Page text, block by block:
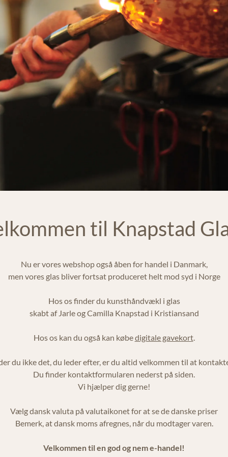
til Knapstad
Nu er vores webshop også åben for handel i Danmark,
men vores glas bliver fortsat produceret helt mod syd i Norge
Hos os finder du kunsthåndvækl i glas
skabt af Jarle og Camilla Knapstad i Kristiansand
Hos os kan du også kan købedigitale gavekort.
du ikke det, du leder efter, er du altid velkommen til at
Du finder kontaktformularen nederst på siden.
Vi hjælper dig gerne!
Vælg dansk valuta på valutaikonet for at se de danske priser
Bemerk, at dansk moms afregnes, når du modtager varen.
Velkommen til en god og nem e-handel!